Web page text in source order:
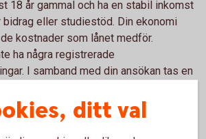
18 år gammal och ha en stabil inkomst
bidrag eller studiestöd. Din ekonomi
kostnader som lånet medför.
ha några registrerade
I samband med din ansökan tas en
ränta på lånet?
ditt val